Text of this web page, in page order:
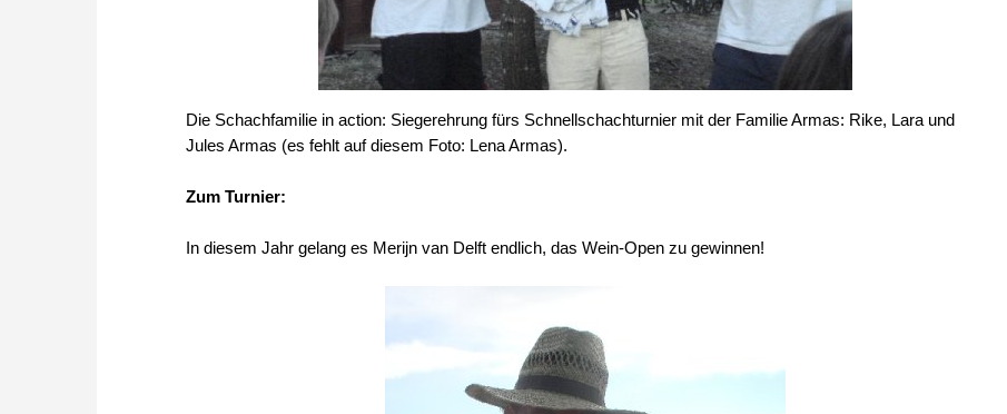
Die Schachfamilie in action: Siegerehrung fürs Schnellschachturnier mit der Familie Armas: Rike, Lara und
Jules Armas (es fehlt auf diesem Foto: Lena Armas).
Zum Turnier:
In diesem Jahr gelang es Merijn van Delft endlich, das Wein-Open zu gewinnen!